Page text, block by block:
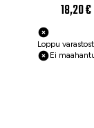
18,20 €
Loppu
Ei